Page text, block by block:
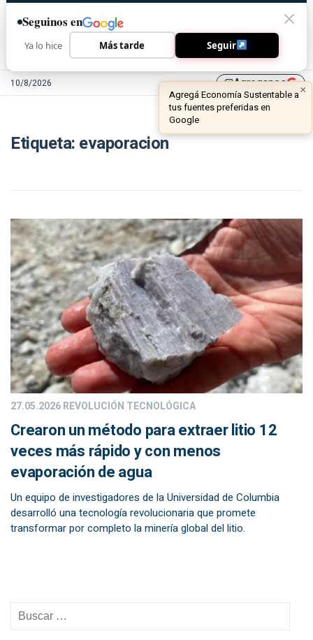
10/8/2026 library_addAgreganos ×
Agregá Economía Sustentable a
tus fuentes preferidas en
Google
Etiqueta: evaporacion
27.05.2026REVOLUCIÓN TECNOLÓGICA
Crearon un método para extraer litio 12
veces más rápido y con menos
evaporación de agua
Un equipo de investigadores de la Universidad de Columbia
desarrolló una tecnología revolucionaria que promete
transformar por completo la minería global del litio.
Seguinos en
Ya lo hice Más tarde Seguir